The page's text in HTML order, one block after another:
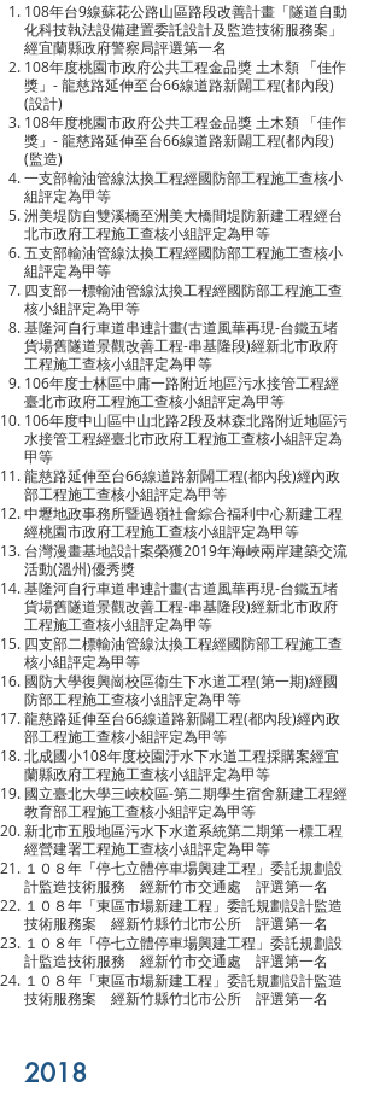
108年台9線蘇花公路山區路段改善計畫「隧道自動
化科技執法設備建置委託設計及監造技術服務案」
經宜蘭縣政府警察局評選第一名
108年度桃園市政府公共工程金品獎 土木類 「佳作
獎」- 龍慈路延伸至台66線道路新闢工程(都內段)
(設計)
108年度桃園市政府公共工程金品獎 土木類 「佳作
獎」- 龍慈路延伸至台66線道路新闢工程(都內段)
(監造)
一支部輸油管線汰換工程經國防部工程施工查核小
組評定為甲等
洲美堤防自雙溪橋至洲美大橋間堤防新建工程經台
北市政府工程施工查核小組評定為甲等
五支部輸油管線汰換工程經國防部工程施工查核小
組評定為甲等
四支部一標輸油管線汰換工程經國防部工程施工查
核小組評定為甲等
基隆河自行車道串連計畫(古道風華再現-台鐵五堵
貨場舊隧道景觀改善工程-串基隆段)經新北市政府
工程施工查核小組評定為甲等
106年度士林區中庸一路附近地區污水接管工程經
臺北市政府工程施工查核小組評定為甲等
106年度中山區中山北路2段及林森北路附近地區污
水接管工程經臺北市政府工程施工查核小組評定為
甲等
龍慈路延伸至台66線道路新闢工程(都內段)經內政
部工程施工查核小組評定為甲等
中壢地政事務所暨過嶺社會綜合福利中心新建工程
經桃園市政府工程施工查核小組評定為甲等
台灣漫畫基地設計案榮獲2019年海峽兩岸建築交流
活動(溫州)優秀獎
基隆河自行車道串連計畫(古道風華再現-台鐵五堵
貨場舊隧道景觀改善工程-串基隆段)經新北市政府
工程施工查核小組評定為甲等
四支部二標輸油管線汰換工程經國防部工程施工查
核小組評定為甲等
國防大學復興崗校區衛生下水道工程(第一期)經國
防部工程施工查核小組評定為甲等
龍慈路延伸至台66線道路新闢工程(都內段)經內政
部工程施工查核小組評定為甲等
北成國小108年度校園汙水下水道工程採購案經宜
蘭縣政府工程施工查核小組評定為甲等
國立臺北大學三峽校區-第二期學生宿舍新建工程經
教育部工程施工查核小組評定為甲等
新北市五股地區污水下水道系統第二期第一標工程
經營建署工程施工查核小組評定為甲等
１０８年「停七立體停車場興建工程」委託規劃設
計監造技術服務 經新竹市交通處 評選第一名
１０８年「東區市場新建工程」委託規劃設計監造
技術服務案 經新竹縣竹北市公所 評選第一名
１０８年「停七立體停車場興建工程」委託規劃設
計監造技術服務 經新竹市交通處 評選第一名
１０８年「東區市場新建工程」委託規劃設計監造
技術服務案 經新竹縣竹北市公所 評選第一名
2018